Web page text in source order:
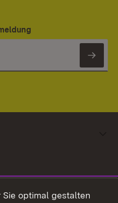
Sie optimal gestalten